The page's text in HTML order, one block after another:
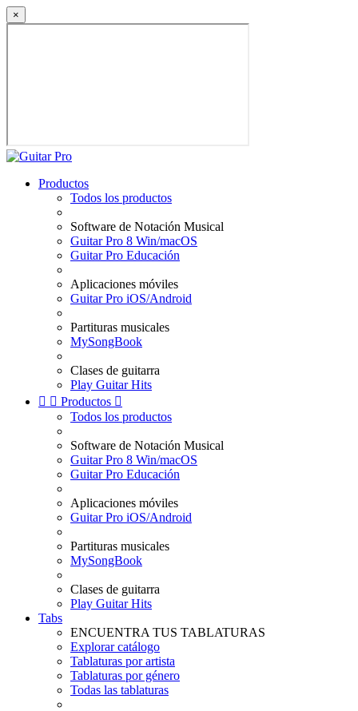
×
Productos
Todos los productos
Software de Notación Musical
Guitar Pro 8 Win/macOS
Guitar Pro Educación
Aplicaciones móviles
Guitar Pro iOS/Android
Partituras musicales
MySongBook
Clases de guitarra
Play Guitar Hits
  Productos 
Todos los productos
Software de Notación Musical
Guitar Pro 8 Win/macOS
Guitar Pro Educación
Aplicaciones móviles
Guitar Pro iOS/Android
Partituras musicales
MySongBook
Clases de guitarra
Play Guitar Hits
Tabs
ENCUENTRA TUS TABLATURAS
Explorar catálogo
Tablaturas por artista
Tablaturas por género
Todas las tablaturas